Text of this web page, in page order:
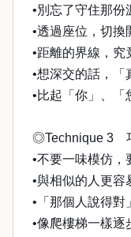
•別忘了守住那份
•透過座位，切換
•距離的界線，究
•想深交的話，「
•比起「你」、「
◎Technique 3
•不要一味模仿，
•與相似的人更容
•「那個人說得對
•像爬樓梯一樣逐